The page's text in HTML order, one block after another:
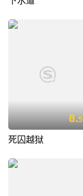
8.5
死囚越狱